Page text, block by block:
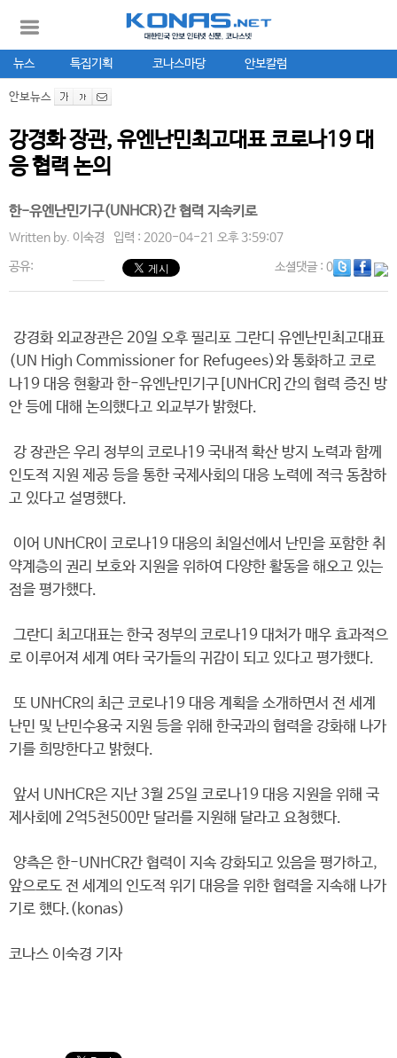
뉴스 특집기획 코나스마당 안보칼럼
안보뉴스
강경화 장관, 유엔난민최고대표 코로나19 대
응 협력 논의
한-유엔난민기구(UNHCR)간 협력 지속키로
Written by. 이숙경 입력 : 2020-04-21 오후 3:59:07
공유: 소셜댓글: 0
강경화 외교장관은 20일 오후 필리포 그란디 유엔난민최고대표
(UN High Commissioner for Refugees)와 통화하고 코로
나19 대응 현황과 한-유엔난민기구[UNHCR]간의 협력 증진 방
안 등에 대해 논의했다고 외교부가 밝혔다.
강 장관은 우리 정부의 코로나19 국내적 확산 방지 노력과 함께
인도적 지원 제공 등을 통한 국제사회의 대응 노력에 적극 동참하
고 있다고 설명했다.
이어 UNHCR이 코로나19 대응의 최일선에서 난민을 포함한 취
약계층의 권리 보호와 지원을 위하여 다양한 활동을 해오고 있는
점을 평가했다.
그란디 최고대표는 한국 정부의 코로나19 대처가 매우 효과적으
로 이루어져 세계 여타 국가들의 귀감이 되고 있다고 평가했다.
또 UNHCR의 최근 코로나19 대응 계획을 소개하면서 전 세계
난민 및 난민수용국 지원 등을 위해 한국과의 협력을 강화해 나가
기를 희망한다고 밝혔다.
앞서 UNHCR은 지난 3월 25일 코로나19 대응 지원을 위해 국
제사회에 2억5천500만 달러를 지원해 달라고 요청했다.
양측은 한-UNHCR간 협력이 지속 강화되고 있음을 평가하고,
앞으로도 전 세계의 인도적 위기 대응을 위한 협력을 지속해 나가
기로 했다.(konas)
코나스 이숙경 기자